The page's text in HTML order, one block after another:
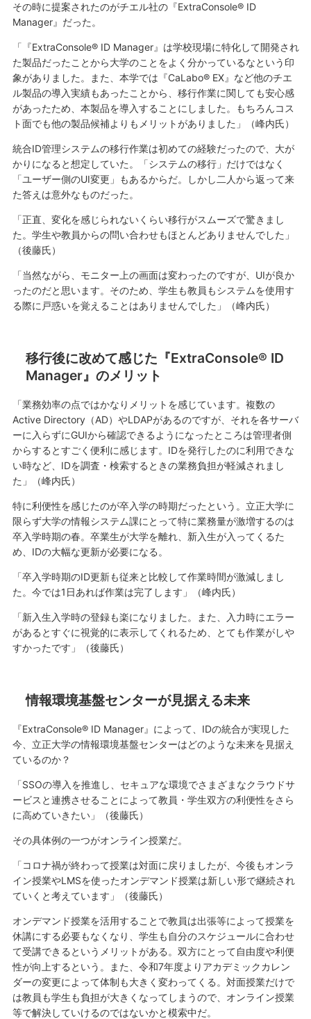
その時に提案されたのがチエル社の『ExtraConsole® ID
Manager』だった。
「『ExtraConsole® ID Manager』は学校現場に特化して開発され
た製品だったことから大学のことをよく分かっているなという印
象がありました。また、本学では『CaLabo® EX』など他のチエ
ル製品の導入実績もあったことから、移行作業に関しても安心感
があったため、本製品を導入することにしました。もちろんコス
ト面でも他の製品候補よりもメリットがありました」（峰内氏）
統合ID管理システムの移行作業は初めての経験だったので、大が
かりになると想定していた。「システムの移行」だけではなく
「ユーザー側のUI変更」もあるからだ。しかし二人から返って来
た答えは意外なものだった。
「正直、変化を感じられないくらい移行がスムーズで驚きまし
た。学生や教員からの問い合わせもほとんどありませんでした」
（後藤氏）
「当然ながら、モニター上の画面は変わったのですが、UIが良か
ったのだと思います。そのため、学生も教員もシステムを使用す
る際に戸惑いを覚えることはありませんでした」（峰内氏）
移行後に改めて感じた『ExtraConsole® ID
Manager』のメリット
「業務効率の点ではかなりメリットを感じています。複数の
Active Directory（AD）やLDAPがあるのですが、それを各サーバ
ーに入らずにGUIから確認できるようになったところは管理者側
からするとすごく便利に感じます。IDを発行したのに利用できな
い時など、IDを調査・検索するときの業務負担が軽減されまし
た」（峰内氏）
特に利便性を感じたのが卒入学の時期だったという。立正大学に
限らず大学の情報システム課にとって特に業務量が激増するのは
卒入学時期の春。卒業生が大学を離れ、新入生が入ってくるた
め、IDの大幅な更新が必要になる。
「卒入学時期のID更新も従来と比較して作業時間が激減しまし
た。今では1日あれば作業は完了します」（峰内氏）
「新入生入学時の登録も楽になりました。また、入力時にエラー
があるとすぐに視覚的に表示してくれるため、とても作業がしや
すかったです」（後藤氏）
情報環境基盤センターが見据える未来
『ExtraConsole® ID Manager』によって、IDの統合が実現した
今、立正大学の情報環境基盤センターはどのような未来を見据え
ているのか？
「SSOの導入を推進し、セキュアな環境でさまざまなクラウドサ
ービスと連携させることによって教員・学生双方の利便性をさら
に高めていきたい」（後藤氏）
その具体例の一つがオンライン授業だ。
「コロナ禍が終わって授業は対面に戻りましたが、今後もオンラ
イン授業やLMSを使ったオンデマンド授業は新しい形で継続され
ていくと考えています」（後藤氏）
オンデマンド授業を活用することで教員は出張等によって授業を
休講にする必要もなくなり、学生も自分のスケジュールに合わせ
て受講できるというメリットがある。双方にとって自由度や利便
性が向上するという。また、令和7年度よりアカデミックカレン
ダーの変更によって体制も大きく変わってくる。対面授業だけで
は教員も学生も負担が大きくなってしまうので、オンライン授業
等で解決していけるのではないかと模索中だ。